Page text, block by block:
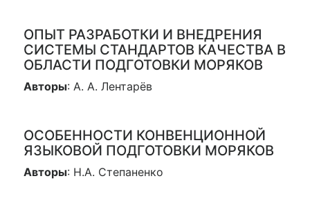
ОПЫТ РАЗРАБОТКИ И ВНЕДРЕНИЯ
СИСТЕМЫ СТАНДАРТОВ КАЧЕСТВА В
ОБЛАСТИ ПОДГОТОВКИ МОРЯКОВ
Авторы: А. А. Лентарёв
ОСОБЕННОСТИ КОНВЕНЦИОННОЙ
ЯЗЫКОВОЙ ПОДГОТОВКИ МОРЯКОВ
Авторы: Н.А. Степаненко